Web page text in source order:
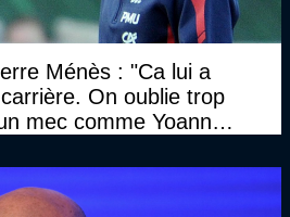
Ménès : "Ca lui a
On oublie trop
mec comme Yoann